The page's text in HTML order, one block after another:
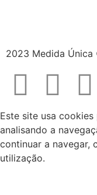
2023 Medida
Este site usa
analisando a
continuar a navegar,
utilização.